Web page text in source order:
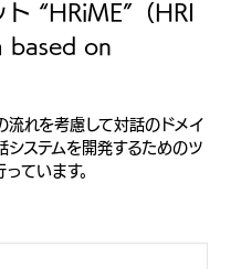
ト “HRiME”（HRI
based on
れを考慮して対話のドメイ
ステムを開発するためのツ
ています。